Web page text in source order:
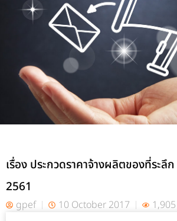
เรื่อง ประกวดราคาจ้างผลิตของที่ระลึ
2561
gpef 10 October 2017